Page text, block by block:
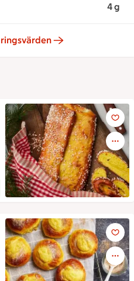
4 g
tillaga
Saffranslängden upplagd på
Saffransbullar med